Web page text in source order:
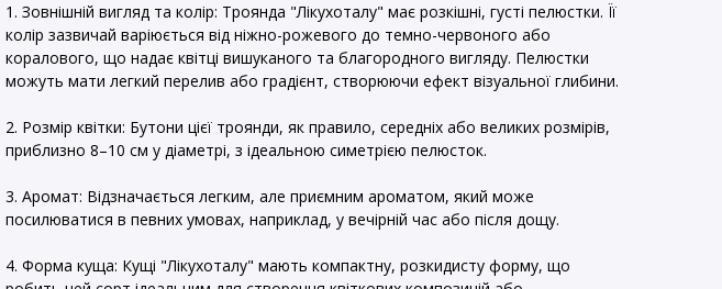
1. Зовнішній вигляд та колір: Троянда "Лікухоталу" має розкішні, густі пелюстки. Її
колір зазвичай варіюється від ніжно-рожевого до темно-червоного або
коралового, що надає квітці вишуканого та благородного вигляду. Пелюстки
можуть мати легкий перелив або градієнт, створюючи ефект візуальної глибини.
2. Розмір квітки: Бутони цієї троянди, як правило, середніх або великих розмірів,
приблизно 8–10 см у діаметрі, з ідеальною симетрією пелюсток.
3. Аромат: Відзначається легким, але приємним ароматом, який може
посилюватися в певних умовах, наприклад, у вечірній час або після дощу.
4. Форма куща: Кущі "Лікухоталу" мають компактну, розкидисту форму, що